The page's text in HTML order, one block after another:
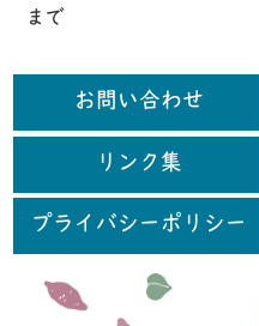
まで
お問い合わせ
リンク集
プライバシーポリシー